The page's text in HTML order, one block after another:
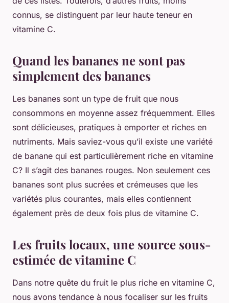
connus, se distinguent par leur haute teneur en
vitamine C.
Quand les bananes ne sont pas
simplement des bananes
Les bananes sont un type de fruit que nous
consommons en moyenne assez fréquemment. Elles
sont délicieuses, pratiques à emporter et riches en
nutriments. Mais saviez-vous qu’il existe une variété
de banane qui est particulièrement riche en vitamine
C? Il s’agit des bananes rouges. Non seulement ces
bananes sont plus sucrées et crémeuses que les
variétés plus courantes, mais elles contiennent
également près de deux fois plus de vitamine C.
Les fruits locaux, une source sous-
estimée de vitamine C
Dans notre quête du fruit le plus riche en vitamine C,
nous avons tendance à nous focaliser sur les fruits